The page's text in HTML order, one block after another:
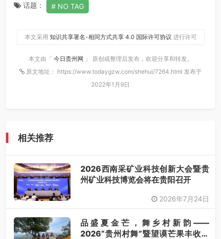
话题： NO TAG
本文采用 知识共享署名-相同方式共享 4.0 国际许可协议 进行许可
本文由「 今日贵州网 」 原创或整理后发布，欢迎分享和转发。
原文地址： https://www.todaygzw.com/shehui/7264.html 发布于
2022年1月9日
相关推荐
2026西南采矿业科技创新大会暨贵
州矿业科技博览会将在贵阳召开
2026年7月24日
品盛夏金芒，舞乡村新韵——
2026“贵州村舞”暨望谟芒果丰收季